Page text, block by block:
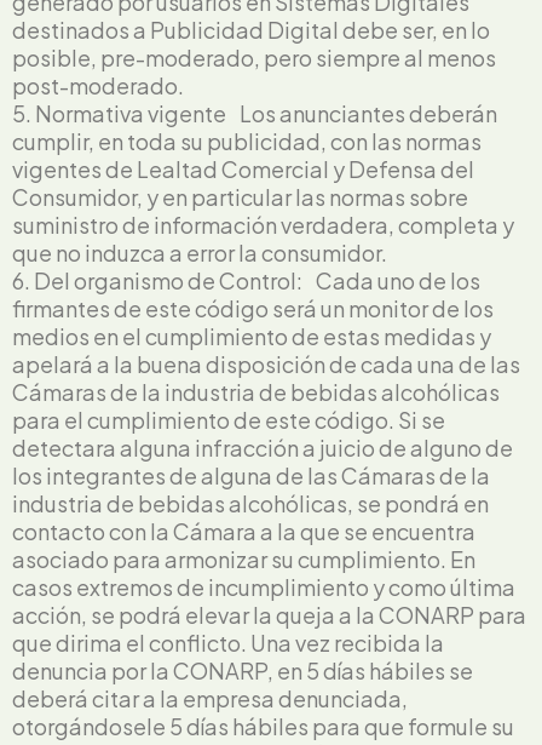
destinados a Publicidad Digital debe ser, en lo
posible, pre-moderado, pero siempre al menos
post-moderado.
5. Normativa vigente Los anunciantes deberán
cumplir, en toda su publicidad, con las normas
vigentes de Lealtad Comercial y Defensa del
Consumidor, y en particular las normas sobre
suministro de información verdadera, completa y
que no induzca a error la consumidor.
6. Del organismo de Control: Cada uno de los
firmantes de este código será un monitor de los
medios en el cumplimiento de estas medidas y
apelará a la buena disposición de cada una de las
Cámaras de la industria de bebidas alcohólicas
para el cumplimiento de este código. Si se
detectara alguna infracción a juicio de alguno de
los integrantes de alguna de las Cámaras de la
industria de bebidas alcohólicas, se pondrá en
contacto con la Cámara a la que se encuentra
asociado para armonizar su cumplimiento. En
casos extremos de incumplimiento y como última
acción, se podrá elevar la queja a la CONARP para
que dirima el conflicto. Una vez recibida la
denuncia por la CONARP, en 5 días hábiles se
deberá citar a la empresa denunciada,
otorgándosele 5 días hábiles para que formule su